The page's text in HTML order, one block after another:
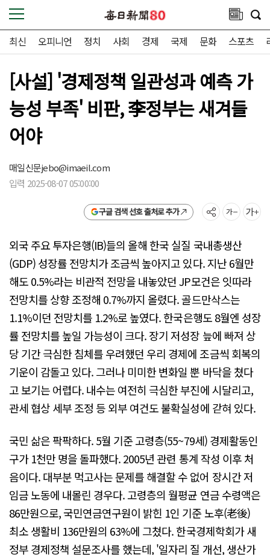
최신 오피니언 정치 사회 경제 국제 문화 스포츠
[사설] '경제정책 일관성과 예측 가
능성 부족' 비판, 李정부는 새겨들
어야
매일신문jebo@imaeil.com
입력 2025-08-07 05:00:00
구글 검색 선호 출처로 추가
외국 주요 투자은행(IB)들의 올해 한국 실질 국내총생산
(GDP) 성장률 전망치가 조금씩 높아지고 있다. 지난 6월만
해도 0.5%라는 비관적 전망을 내놓았던 JP모건은 잇따라
전망치를 상향 조정해 0.7%까지 올렸다. 골드만삭스는
1.1%이던 전망치를 1.2%로 높였다. 한국은행도 8월엔 성장
률 전망치를 높일 가능성이 크다. 장기 저성장 늪에 빠져 상
당 기간 극심한 침체를 우려했던 우리 경제에 조금씩 회복의
기운이 감돌고 있다. 그러나 미미한 변화일 뿐 바닥을 쳤다
고 보기는 어렵다. 내수는 여전히 극심한 부진에 시달리고,
관세 협상 세부 조정 등 외부 여건도 불확실성에 갇혀 있다.
국민 삶은 팍팍하다. 5월 기준 고령층(55~79세) 경제활동인
구가 1천만 명을 돌파했다. 2005년 관련 통계 작성 이후 처
음이다. 대부분 먹고사는 문제를 해결할 수 없어 장시간 저
임금 노동에 내몰린 경우다. 고령층의 월평균 연금 수령액은
86만원으로, 국민연금연구원이 밝힌 1인 기준 노후(老後)
최소 생활비 136만원의 63%에 그쳤다. 한국경제학회가 새
정부 경제정책 설문조사를 했는데, '일자리 질 개선, 생산가